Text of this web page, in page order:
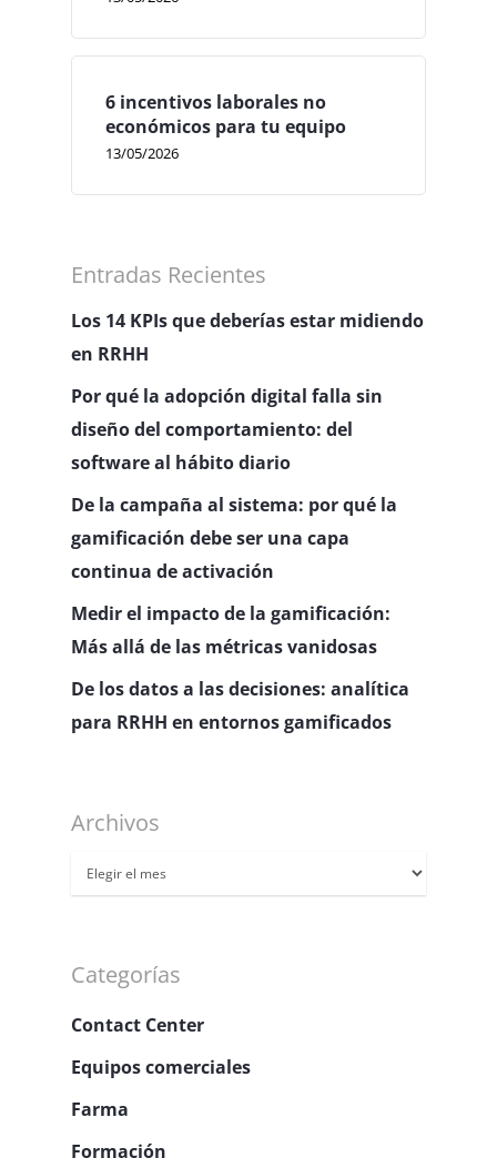
6 incentivos laborales no
económicos para tu equipo
13/05/2026
Entradas Recientes
Los 14 KPIs que deberías estar midiendo
en RRHH
Por qué la adopción digital falla sin
diseño del comportamiento: del
software al hábito diario
De la campaña al sistema: por qué la
gamificación debe ser una capa
continua de activación
Medir el impacto de la gamificación:
Más allá de las métricas vanidosas
De los datos a las decisiones: analítica
para RRHH en entornos gamificados
Archivos
Archivos
Categorías
Contact Center
Equipos comerciales
Farma
Formación